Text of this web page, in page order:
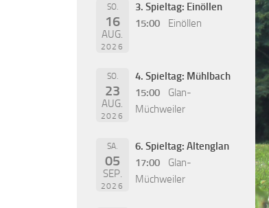
SO.
16
AUG.
2026
3. Spieltag: Einöllen
15:00
Einöllen
SO.
23
AUG.
2026
4. Spieltag: Mühlbach
15:00
Glan-
Müchweiler
SA.
05
SEP.
2026
6. Spieltag: Altenglan
17:00
Glan-
Müchweiler